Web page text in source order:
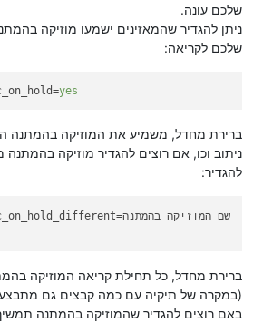
שלכם עונה.
ניתן להגדיר שהמאזינים ישמעו מוזיקה
שלכם לקריאה:
=yes
ברירת מחדל, משמיע את המוזיקה בהמתנה
להגדיר:
=שם המוזיקה בהמתנה
ברירת מחדל, כל תחילת קריאה המוזיקה
(במקרה של תיקיה עם כמה קבצים גם
באם רוצים להגדיר שהמוזיקה בהמתנה